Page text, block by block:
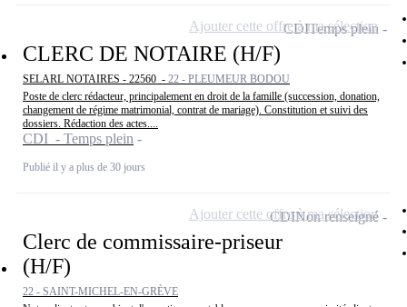
CLERC DE NOTAIRE (H/F)
SELARL NOTAIRES - 22560 - 22 - PLEUMEUR BODOU
Poste de clerc rédacteur, principalement en droit de la famille (succession, donation,
changement de régime matrimonial, contrat de mariage). Constitution et suivi des
dossiers. Rédaction des actes....
CDI - Temps plein
Publié il y a plus de 30 jours
CDITemps plein
Ajouter cette offre à ma sélection
Clerc de commissaire-priseur
(H/F)
22 - SAINT-MICHEL-EN-GRÈVE
CDINon renseigné
Ajouter cette offre à ma sélection